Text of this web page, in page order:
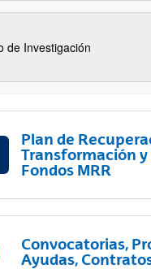
de Investigación
Plan de
Transformación
Fondos MRR
Convocatorias,
Ayudas,